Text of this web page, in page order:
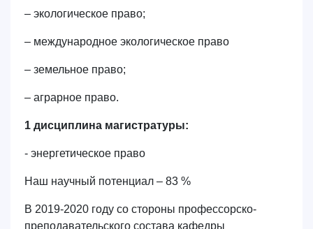
– экологическое право;
– международное экологическое право
– земельное право;
– аграрное право.
1 дисциплина магистратуры:
- энергетическое право
Наш научный потенциал – 83 %
В 2019-2020 году со стороны профессорско-
преподавательского состава кафедры